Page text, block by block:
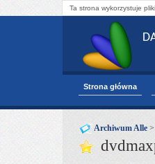
Ta strona wykorzystuje
Strona główna
Archiwum Alle >